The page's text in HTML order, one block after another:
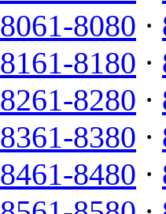
8061-8080 ·
8161-8180 ·
8261-8280 ·
8361-8380 ·
8461-8480 ·